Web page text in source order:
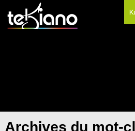
Archives du mot-